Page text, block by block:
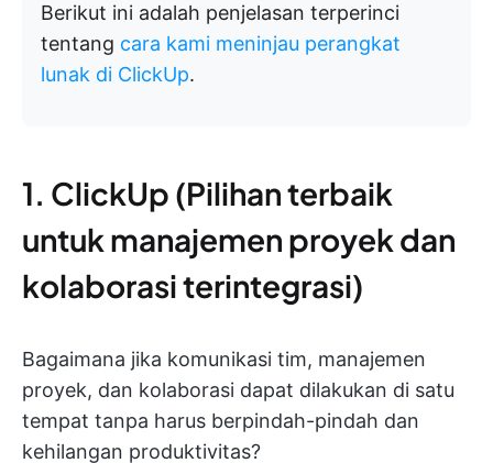
Berikut ini adalah penjelasan terperinci
tentang cara kami meninjau perangkat
lunak di ClickUp.
1. ClickUp (Pilihan terbaik
untuk manajemen proyek dan
kolaborasi terintegrasi)
Bagaimana jika komunikasi tim, manajemen
proyek, dan kolaborasi dapat dilakukan di satu
tempat tanpa harus berpindah-pindah dan
kehilangan produktivitas?